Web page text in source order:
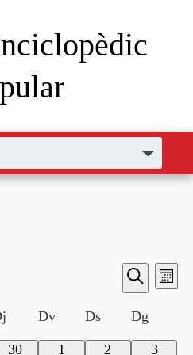
visual
i
Cerca de
Mes
Dv Ds Dg
0
30
0
1
0
2
0
3